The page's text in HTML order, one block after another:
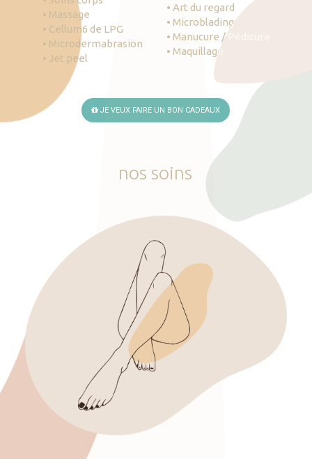
• Massage
• Cellum6 de LPG
• Microdermabrasion
• Jet peel
• Art du regard
• Microblading
• Manucure / Pédicure
• Maquillage
JE VEUX FAIRE UN BON CADEAUX
nos soins